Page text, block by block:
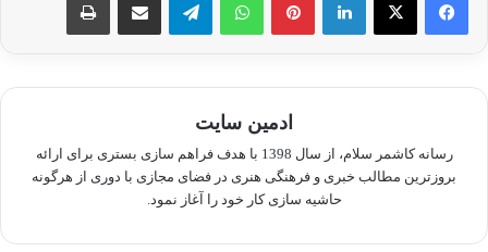
ادمین سایت
رسانه کاشمر سلام، از سال 1398 با هدف فراهم سازی بستری برای ارائه
بروزترین مطالب خبری و فرهنگی هنری در فضای مجازی با دوری از هرگونه
حاشیه سازی کار خود را آغاز نمود.